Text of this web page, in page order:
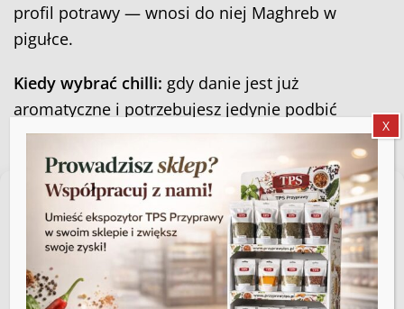
Zarządzaj zgodą
Aby zapewnić jak najlepsze wrażenia, korzystamy z technologii, takich jak
pliki cookie, do przechowywania i/lub uzyskiwania dostępu do informacji o
urządzeniu. Zgoda na te technologie pozwoli nam przetwarzać dane,
takie jak zachowanie podczas przeglądania lub unikalne identyfikatory na
tej stronie. Brak wyrażenia zgody lub wycofanie zgody może
profil potrawy — wnosi do niej Maghreb w
pigułce.
Kiedy wybrać chilli: gdy danie jest już
aromatyczne i potrzebujesz jedynie podbić
pikantność bez ingerencji w pozostałe nuty.
Do czego pasuje harissa?
Zastosowania w kuchni
X